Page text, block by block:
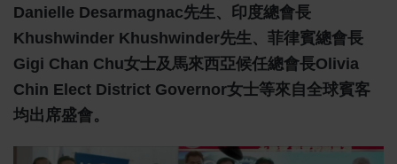
Danielle Desarmagnac先生、印度總會長
Khushwinder Khushwinder先生、菲律賓總會長
Gigi Chan Chu女士及馬來西亞候任總會長Olivia
Chin Elect District Governor女士等來自全球賓客
均出席盛會。